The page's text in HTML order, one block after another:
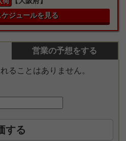
ジュールを見る
営業の予想をする
ることはありません。
する